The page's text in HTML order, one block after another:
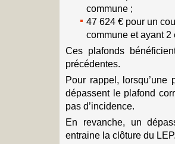
commune ;
47 624 € pour un
commune et ayant
Ces plafonds
précédentes.
Pour rappel, lorsqu’une
dépassent le plafond
pas d’incidence.
En revanche, un
entraine la clôture du LEP.